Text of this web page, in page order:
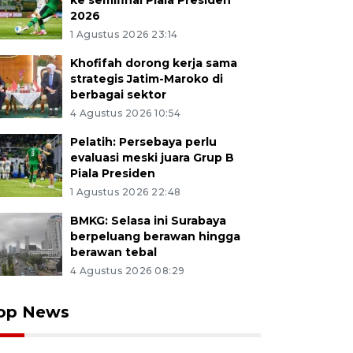
2026
1 Agustus 2026 23:14
Khofifah dorong kerja sama
strategis Jatim-Maroko di
berbagai sektor
4 Agustus 2026 10:54
Pelatih: Persebaya perlu
evaluasi meski juara Grup B
Piala Presiden
1 Agustus 2026 22:48
BMKG: Selasa ini Surabaya
berpeluang berawan hingga
berawan tebal
4 Agustus 2026 08:29
News